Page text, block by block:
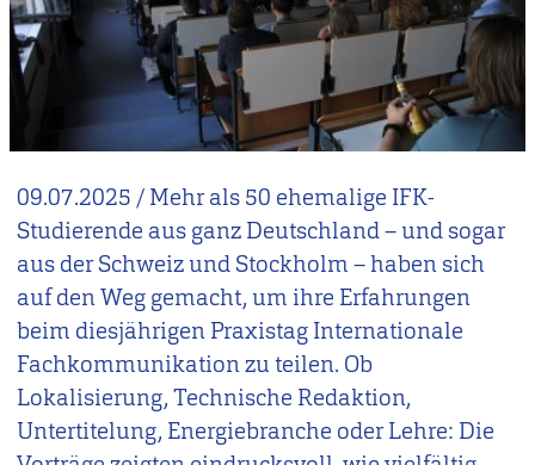
09.07.2025 /Mehr als 50 ehemalige IFK-
Studierende aus ganz Deutschland – und sogar
aus der Schweiz und Stockholm – haben sich
auf den Weg gemacht, um ihre Erfahrungen
beim diesjährigen Praxistag Internationale
Fachkommunikation zu teilen. Ob
Lokalisierung, Technische Redaktion,
Untertitelung, Energiebranche oder Lehre: Die